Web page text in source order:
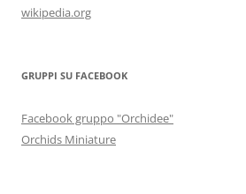
wikipedia.org
GRUPPI SU FACEBOOK
Facebook gruppo "Orchidee"
Orchids Miniature